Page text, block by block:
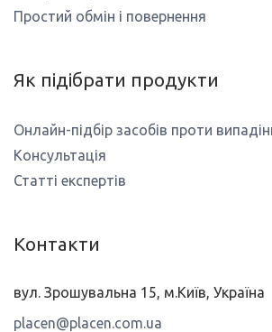
Простий обмін і повернення
Як підібрати продукти
Онлайн-підбір засобів проти
Консультація
Статті експертів
Контакти
вул. Зрошувальна 15, м.Київ, Україна
placen@placen.com.ua